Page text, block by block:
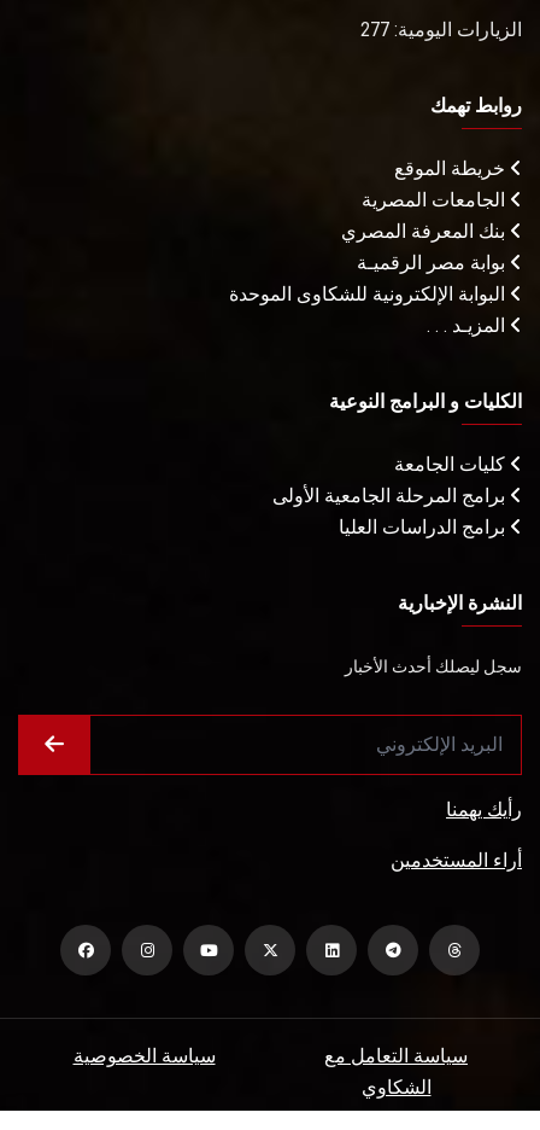
الزيارات اليومية: 277
روابط تهمك
خريطة الموقع
الجامعات المصرية
بنك المعرفة المصري
بوابة مصر الرقميـة
البوابة الإلكترونية للشكاوى الموحدة
المزيـد . . .
الكليات و البرامج النوعية
كليات الجامعة
برامج المرحلة الجامعية الأولى
برامج الدراسات العليا
النشرة الإخبارية
سجل ليصلك أحدث الأخبار
رأيك يهمنا
أراء المستخدمين
سياسة الخصوصية
سياسة التعامل مع
الشكاوي